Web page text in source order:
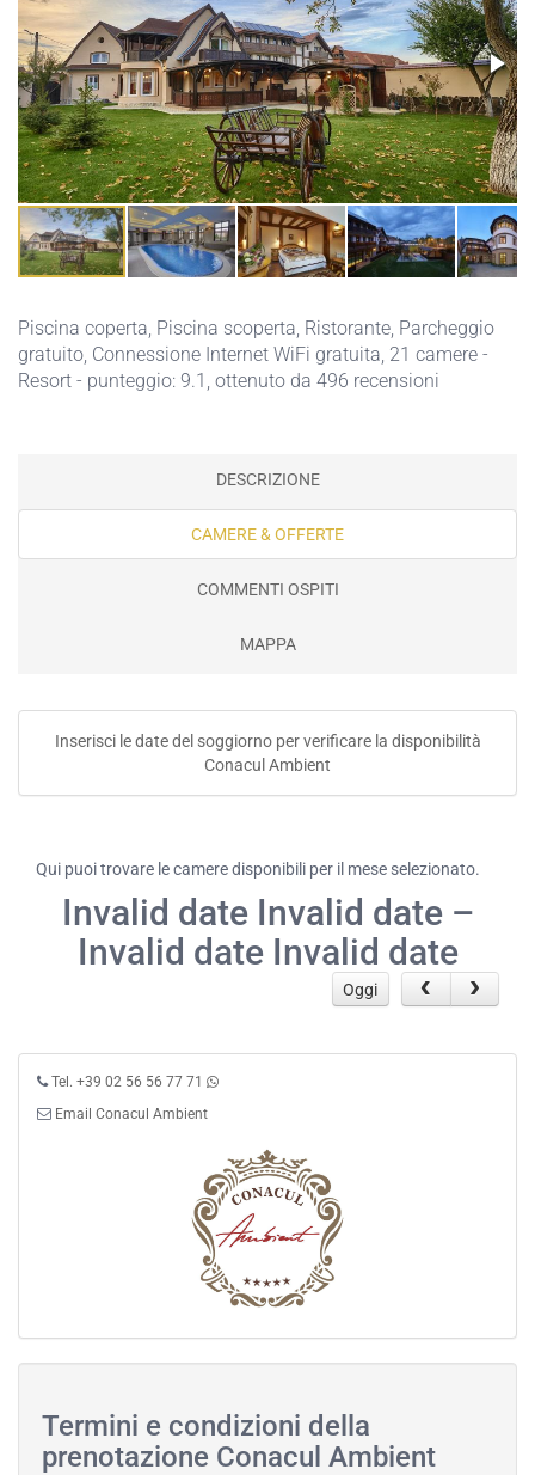
Piscina coperta, Piscina scoperta, Ristorante, Parcheggio
gratuito, Connessione Internet WiFi gratuita, 21 camere -
Resort - punteggio: 9.1, ottenuto da 496 recensioni
DESCRIZIONE
CAMERE & OFFERTE
COMMENTI OSPITI
MAPPA
Inserisci le date del soggiorno per verificare la disponibilità
Conacul Ambient
Qui puoi trovare le camere disponibili per il mese selezionato.
Invalid date Invalid date –
Invalid date Invalid date
Oggi
Tel. +39 02 56 56 77 71
Email Conacul Ambient
Termini e condizioni della
prenotazione Conacul Ambient